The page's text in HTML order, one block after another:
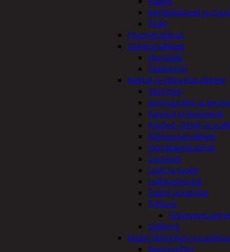
Kenkätelineet ja
Peilit
Huonetuoksut
Juhlatarvikkeet
Koristelu
Paketointi
Keittiö ja taloustarvikkeet
Aterimet
Juomapullot ja
Kannut ja kanisterit
Kauhat, lastat ja
Kattaustarvikkeet
Kertakäyttöastiat
Lautaset
Lasit ja mukit
Leikkuulaudat
Padat ja kattilat
Tiskaus
Säilöntä
Kodin lämmitys ja tuuletus
Ilmanvaihto